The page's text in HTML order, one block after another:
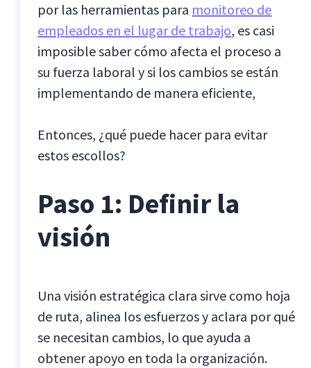
por las herramientas para monitoreo de
empleados en el lugar de trabajo, es casi
imposible saber cómo afecta el proceso a
su fuerza laboral y si los cambios se están
implementando de manera eficiente,
Entonces, ¿qué puede hacer para evitar
estos escollos?
Paso 1: Definir la
visión
Una visión estratégica clara sirve como hoja
de ruta, alinea los esfuerzos y aclara por qué
se necesitan cambios, lo que ayuda a
obtener apoyo en toda la organización.